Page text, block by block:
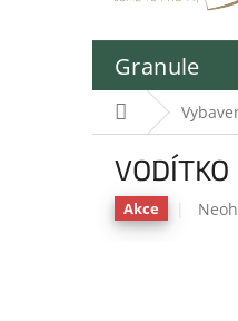
Granule
Domů
Akce